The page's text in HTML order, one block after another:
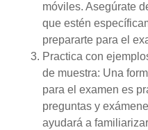
móviles. Asegúrate
que estén
prepararte para el
Practica con
de muestra: Una
para el examen es
preguntas y
ayudará a